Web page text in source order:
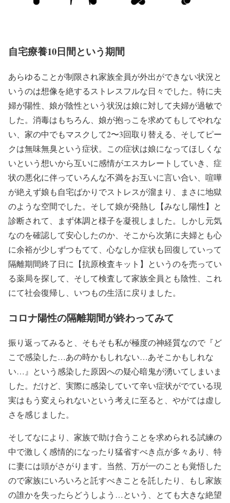
自宅療養10日間という期間
あらゆることが制限され家族全員が外出ができない状況と
いうのは想像を絶するストレスフルな日々でした。特に夫
婦が陽性、娘が陰性という状況は娘に対して夫婦が過敏で
した。消毒はもちろん、娘が抱っこを求めてもしてやれな
い、家の中でもマスクして2〜3回取り替える、そしてピー
クは無味無臭という症状。この症状は娘になってほしくな
いという想いから互いに感情がエスカレートしていき、症
状の悪化に伴っていろんな不満をお互いに言い合い、喧嘩
が絶えず娘も自宅ばかりでストレスが溜まり、まさに地獄
のような空間でした。そして娘が発熱し【みなし陽性】と
診断されて、まず体調と様子を凝視しました。しかし元気
なのを確認して安心したのか、そこから次第に夫婦とも心
に余裕が少しずつもてて、心なしか症状も回復していって
隔離期間終了日に【抗原検査キット】というのを売ってい
る薬局を探して、そして検査して家族全員とも陰性、これ
にて社会復帰し、いつもの生活に戻りました。
コロナ陽性の隔離期間が終わってみて
振り返ってみると、そもそも私が極度の神経質なので『ど
こで感染した…あの時かもしれない…あそこかもしれな
い…』という感染した原因への疑心暗鬼が湧いてしまいま
した。だけど、実際に感染していて辛い症状がでている現
実はもう変えられないという考えに至ると、やがては虚し
さを感じました。
そしてなにより、家族で助け合うことを求められる試練の
中で激しく感情的になったり猛省すべき点が多々あり、特
に妻には頭がさがります。当然、万が一のことも覚悟した
ので家族にいろいろと託すべきことを託したり、もし家族
の誰かを失ったらどうしよう…という、とても大きな絶望